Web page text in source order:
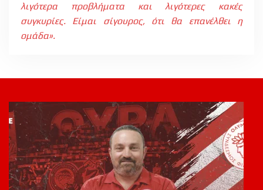
λιγότερα προβλήματα και λιγότερες κακές
συγκυρίες. Είμαι σίγουρος, ότι θα επανέλθει η
ομάδα».